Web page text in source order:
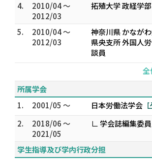
4.
2010/04 ～
2012/03
拓殖大学 政経学
5.
2010/04 ～
2012/03
神奈川県 かなが
県央支所 外国人
談員
全
所属学会
1.
2001/05 ～
日本労働法学会
2.
2018/06 ～
2021/05
∟ 学会誌編集委員
学生指導及び学内行政分担